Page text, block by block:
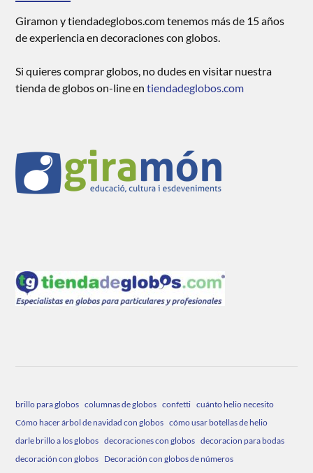
Giramon y tiendadeglobos.com tenemos más de 15 años
de experiencia en decoraciones con globos.
Si quieres comprar globos, no dudes en visitar nuestra
tienda de globos on-line entiendadeglobos.com
brillo para globos columnas de globos confetti cuánto helio necesito
Cómo hacer árbol de navidad con globos cómo usar botellas de helio
darle brillo a los globos decoraciones con globos decoracion para bodas
decoración con globos Decoración con globos de números